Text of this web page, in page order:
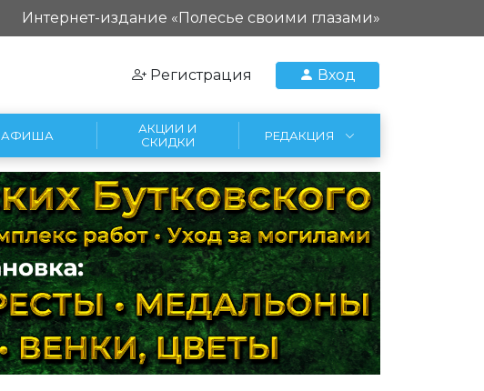
Интернет-издание «Полесье своими глазами»
Регистрация Вход
АФИША
АКЦИИ И
СКИДКИ
РЕДАКЦИЯ